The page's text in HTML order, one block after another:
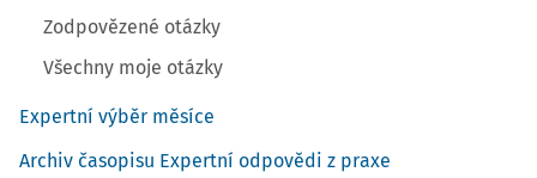
Zodpovězené otázky
Všechny moje otázky
Expertní výběr měsíce
Archiv časopisu Expertní odpovědi z praxe